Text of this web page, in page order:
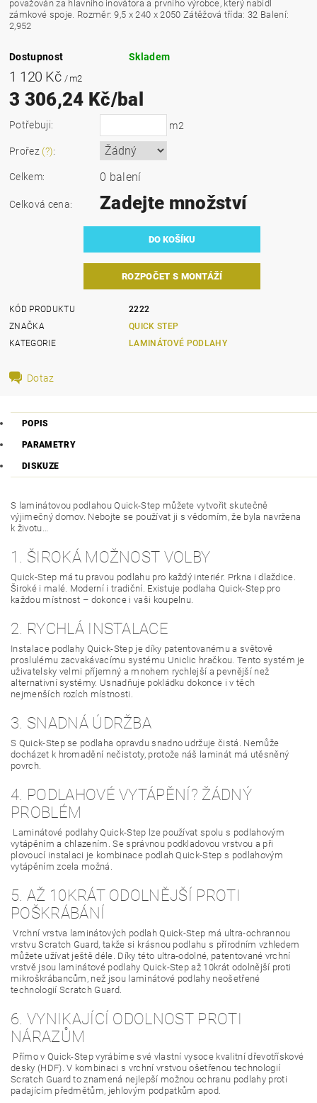
považován za hlavního inovátora a prvního výrobce, který nabídl
zámkové spoje. Rozměr: 9,5 x 240 x 2050 Zátěžová třída: 32 Balení:
2,952
Dostupnost Skladem
1 120 Kč / m2
3 306,24 Kč/bal
Potřebuji: m2
Prořez (?):
Celkem: 0 balení
Celková cena: Zadejte množství
ROZPOČET S MONTÁŽÍ
KÓD PRODUKTU
2222
ZNAČKA
QUICK STEP
KATEGORIE
LAMINÁTOVÉ PODLAHY
Dotaz
POPIS
PARAMETRY
DISKUZE
S laminátovou podlahou Quick-Step můžete vytvořit skutečně
výjimečný domov. Nebojte se používat ji s vědomím, že byla navržena
k životu…
1. ŠIROKÁ MOŽNOST VOLBY
Quick-Step má tu pravou podlahu pro každý interiér. Prkna i dlaždice.
Široké i malé. Moderní i tradiční. Existuje podlaha Quick-Step pro
každou místnost – dokonce i vaši koupelnu.
2. RYCHLÁ INSTALACE
Instalace podlahy Quick-Step je díky patentovanému a světově
proslulému zacvakávacímu systému Uniclic hračkou. Tento systém je
uživatelsky velmi příjemný a mnohem rychlejší a pevnější než
alternativní systémy. Usnadňuje pokládku dokonce i v těch
nejmenších rozích místnosti.
3. SNADNÁ ÚDRŽBA
S Quick-Step se podlaha opravdu snadno udržuje čistá. Nemůže
docházet k hromadění nečistoty, protože náš laminát má utěsněný
povrch.
4. PODLAHOVÉ VYTÁPĚNÍ? ŽÁDNÝ
PROBLÉM
Laminátové podlahy Quick-Step lze používat spolu s podlahovým
vytápěním a chlazením. Se správnou podkladovou vrstvou a při
plovoucí instalaci je kombinace podlah Quick-Step s podlahovým
vytápěním zcela možná.
5. AŽ 10KRÁT ODOLNĚJŠÍ PROTI
POŠKRÁBÁNÍ
Vrchní vrstva laminátových podlah Quick-Step má ultra-ochrannou
vrstvu Scratch Guard, takže si krásnou podlahu s přírodním vzhledem
můžete užívat ještě déle. Díky této ultra-odolné, patentované vrchní
vrstvě jsou laminátové podlahy Quick-Step až 10krát odolnější proti
mikroškrábancům, než jsou laminátové podlahy neošetřené
technologií Scratch Guard.
6. VYNIKAJÍCÍ ODOLNOST PROTI
NÁRAZŮM
Přímo v Quick-Step vyrábíme své vlastní vysoce kvalitní dřevotřískové
desky (HDF). V kombinaci s vrchní vrstvou ošetřenou technologií
Scratch Guard to znamená nejlepší možnou ochranu podlahy proti
padajícím předmětům, jehlovým podpatkům apod.